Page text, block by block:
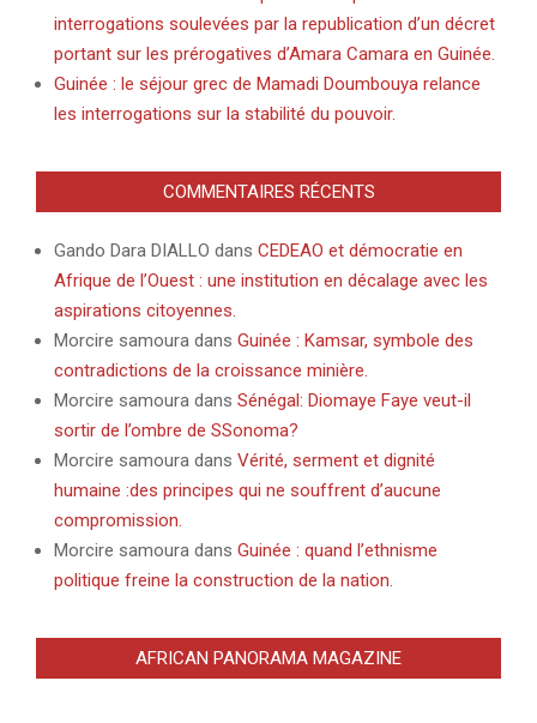
interrogations soulevées par la republication d’un décret
portant sur les prérogatives d’Amara Camara en Guinée.
Guinée : le séjour grec de Mamadi Doumbouya relance
les interrogations sur la stabilité du pouvoir.
COMMENTAIRES RÉCENTS
Gando Dara DIALLO dans CEDEAO et démocratie en
Afrique de l’Ouest : une institution en décalage avec les
aspirations citoyennes.
Morcire samoura dans Guinée : Kamsar, symbole des
contradictions de la croissance minière.
Morcire samoura dans Sénégal: Diomaye Faye veut-il
sortir de l’ombre de SSonoma?
Morcire samoura dans Vérité, serment et dignité
humaine :des principes qui ne souffrent d’aucune
compromission.
Morcire samoura dans Guinée : quand l’ethnisme
politique freine la construction de la nation.
AFRICAN PANORAMA MAGAZINE